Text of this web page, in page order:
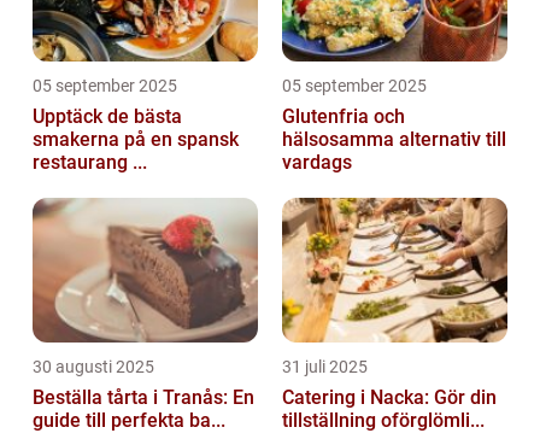
05 september 2025
Upptäck de bästa
smakerna på en spansk
restaurang ...
05 september 2025
Glutenfria och
hälsosamma alternativ till
vardags
30 augusti 2025
Beställa tårta i Tranås: En
guide till perfekta ba...
31 juli 2025
Catering i Nacka: Gör din
tillställning oförglömli...